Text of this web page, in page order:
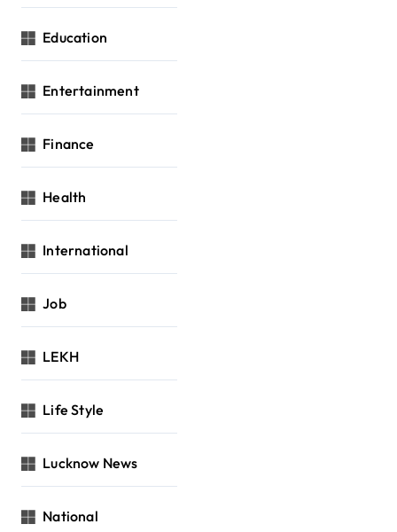
Education
Entertainment
Finance
Health
International
Job
LEKH
Life Style
Lucknow News
National